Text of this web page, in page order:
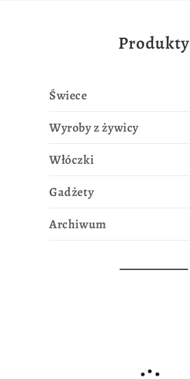
Produkty
Świece
Wyroby z żywicy
Włóczki
Gadżety
Archiwum